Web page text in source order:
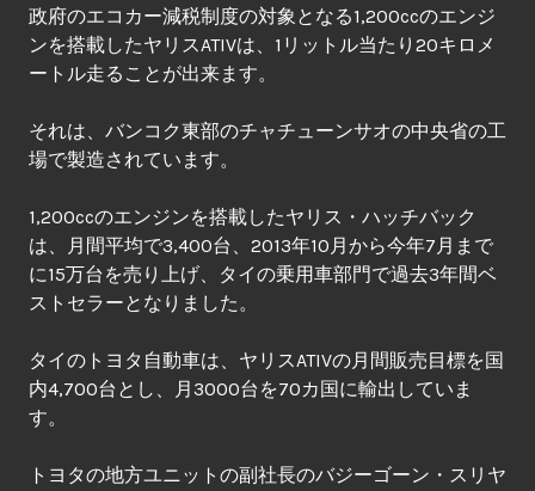
政府のエコカー減税制度の対象となる1,200ccのエンジ
ンを搭載したヤリスATIVは、1リットル当たり20キロメ
ートル走ることが出来ます。
それは、バンコク東部のチャチューンサオの中央省の工
場で製造されています。
1,200ccのエンジンを搭載したヤリス・ハッチバック
は、月間平均で3,400台、2013年10月から今年7月まで
に15万台を売り上げ、タイの乗用車部門で過去3年間ベ
ストセラーとなりました。
タイのトヨタ自動車は、ヤリスATIVの月間販売目標を国
内4,700台とし、月3000台を70カ国に輸出していま
す。
トヨタの地方ユニットの副社長のバジーゴーン・スリヤ